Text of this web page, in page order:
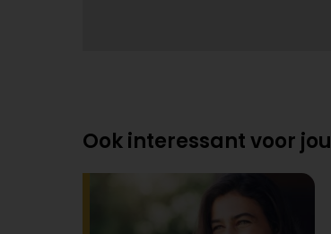
Ook interessant voor jou